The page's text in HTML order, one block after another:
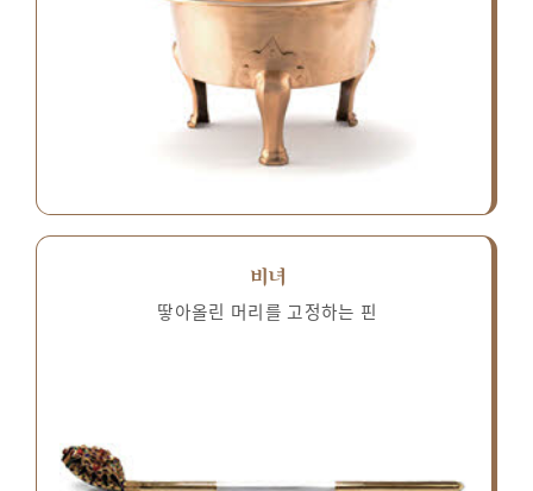
비녀
땋아올린 머리를 고정하는 핀